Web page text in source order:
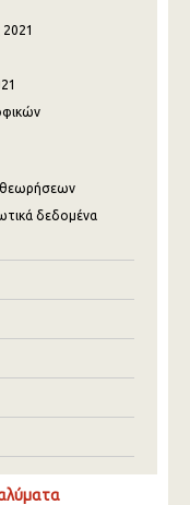
δεδομένα